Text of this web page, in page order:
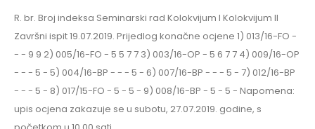
R. br. Broj indeksa Seminarski rad Kolokvijum I Kolokvijum II
Završni ispit 19.07.2019. Prijedlog konačne ocjene 1) 013/16-FO -
- - 9 9 2) 005/16-FO - 5 5 7 7 3) 003/16-OP - 5 6 7 7 4) 009/16-OP
- - - 5 - 5) 004/16-BP - - - 5 - 6) 007/16-BP - - - 5 - 7) 012/16-BP
- - - 5 - 8) 017/15-FO - 5 - 5 - 9) 008/16-BP - 5 - 5 - Napomena:
upis ocjena zakazuje se u subotu, 27.07.2019. godine, s